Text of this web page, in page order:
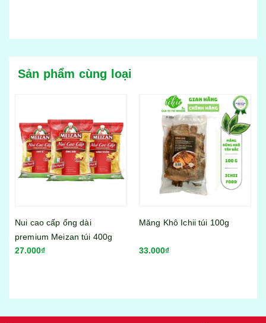
Sản phẩm cùng loại
Nui cao cấp ống dài
premium Meizan túi 400g
27.000₫
Măng Khô Ichii túi 100g
33.000₫